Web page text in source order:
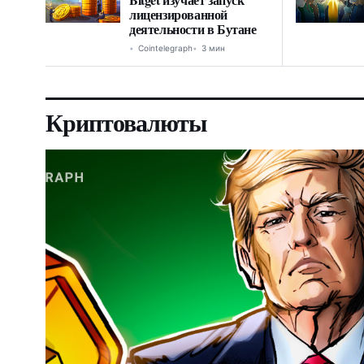
лицензированной
деятельности в Бутане
Cointelegraph 3 мин
Криптовалюты